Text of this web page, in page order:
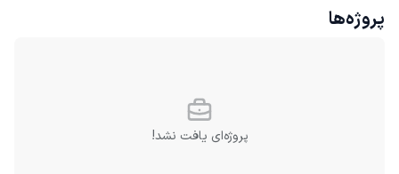
پروژه‌ها
پروژه‌ای یافت نشد!